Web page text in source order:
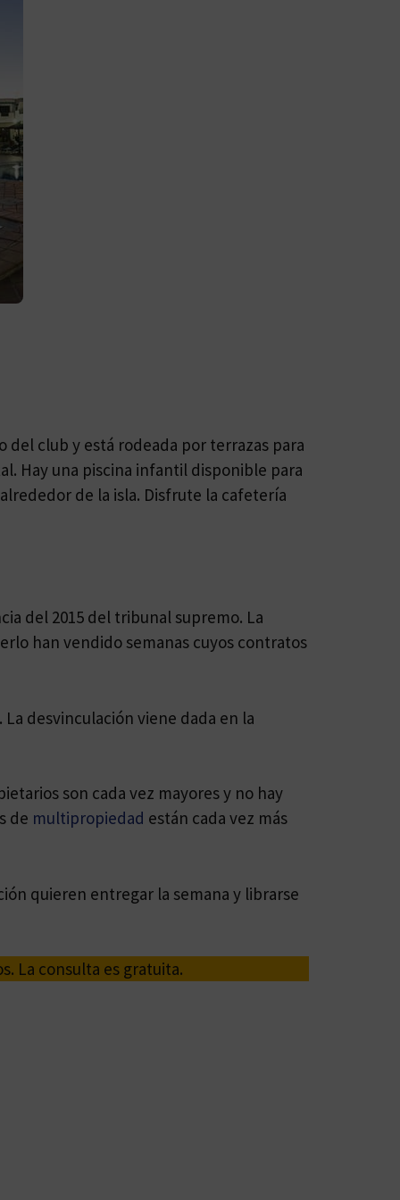
del club y está rodeada por terrazas para
Hay una piscina infantil disponible para
de la isla. Disfrute la cafetería
del 2015 del tribunal supremo. La
han vendido semanas cuyos contratos
desvinculación viene dada en la
son cada vez mayores y no hay
de multipropiedad están cada vez más
quieren entregar la semana y librarse
La consulta es gratuita.